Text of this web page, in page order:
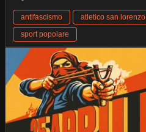
antifascismo atletico san lorenzo
sport popolare